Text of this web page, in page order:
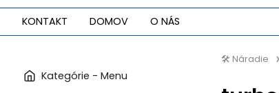
KONTAKT DOMOV O NÁS
🛠️ Náradie